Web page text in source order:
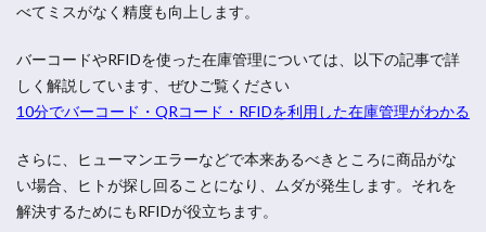
べてミスがなく精度も向上します。
バーコードやRFIDを使った在庫管理については、以下の記事で詳
しく解説しています、ぜひご覧ください
10分でバーコード・QRコード・RFIDを利用した在庫管理がわかる
さらに、ヒューマンエラーなどで本来あるべきところに商品がな
い場合、ヒトが探し回ることになり、ムダが発生します。それを
解決するためにもRFIDが役立ちます。